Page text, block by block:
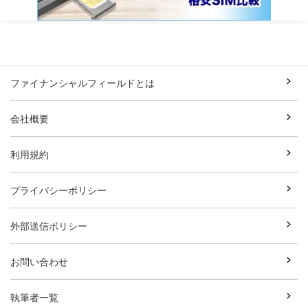
ファイナンシャルフィールドとは
会社概要
利用規約
プライバシーポリシー
外部送信ポリシー
お問い合わせ
執筆者一覧